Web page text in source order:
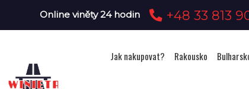
Online viněty 24 hodin +48 33 813
Jak nakupovat? Rakousko